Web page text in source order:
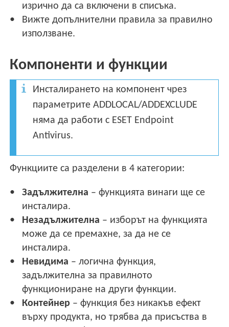
изрично да са включени в списъка.
Вижте допълнителни правила за правилно
използване.
Компоненти и функции
Инсталирането на компонент чрез
параметрите ADDLOCAL/ADDEXCLUDE
няма да работи с ESET Endpoint
Antivirus.
Функциите са разделени в 4 категории:
Задължителна – функцията винаги ще се
инсталира.
Незадължителна – изборът на функцията
може да се премахне, за да не се
инсталира.
Невидима – логична функция,
задължителна за правилното
функциониране на други функции.
Контейнер – функция без никакъв ефект
върху продукта, но трябва да присъства в